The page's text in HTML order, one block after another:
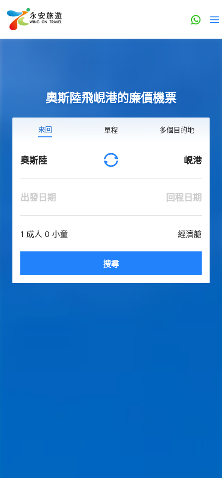
奧斯陸飛峴港的廉價機票
來回 單程 多個目的地
奧斯陸 峴港
出發日期 回程日期
1 成人 0 小童 經濟艙
搜尋